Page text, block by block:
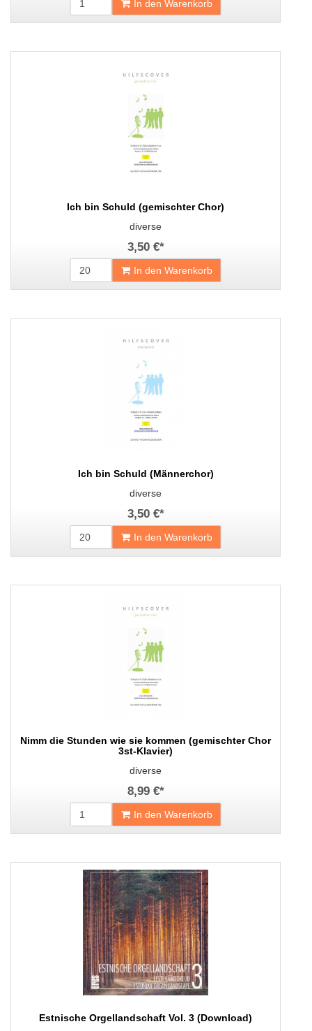
In den Warenkorb
Ich bin Schuld (gemischter Chor)
diverse
3,50 €*
In den Warenkorb
Ich bin Schuld (Männerchor)
diverse
3,50 €*
In den Warenkorb
Nimm die Stunden wie sie kommen (gemischter Chor
3st-Klavier)
diverse
8,99 €*
In den Warenkorb
Estnische Orgellandschaft Vol. 3 (Download)